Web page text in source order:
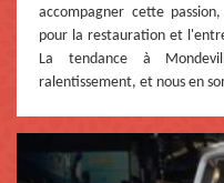
accompagner cette
pour la restauration et
La tendance à
ralentissement, et nous en